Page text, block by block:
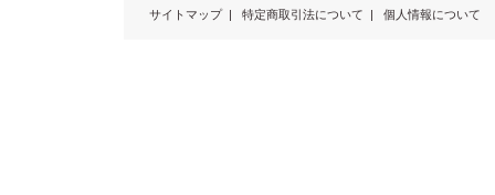
サイトマップ| 特定商取引法について | 個人情報について